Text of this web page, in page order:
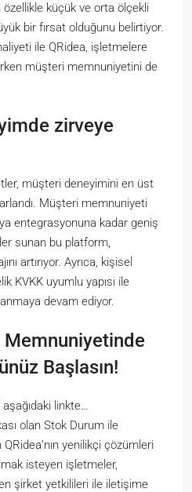
özellikle küçük ve orta ölçekli
bir fırsat olduğunu belirtiyor.
ile QRidea, işletmelere
müşteri memnuniyetini de
zirveye
müşteri deneyimini en üst
Müşteri memnuniyeti
entegrasyonuna kadar geniş
sunan bu platform,
artırıyor. Ayrıca, kişisel
KVKK uyumlu yapısı ile
devam ediyor.
Memnuniyetinde
Başlasın!
linkte…
olan Stok Durum ile
yenilikçi çözümleri
isteyen işletmeler,
şirket yetkilileri ile iletişime